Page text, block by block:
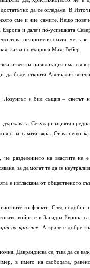
да се огледаме. В
сме и ние самите. Нещо
и далеч по-успешната
това не променя факта, че тази
казва по въпроса Макс Вебер.
известна цивилизация има своя
да бъде открита Австралия
Лозунгът е бил същия – светът
Секуларизацията
за самата вяра. Става нещо
разделението на властите не
за да могат те да се
е изтласкана от общественото
конфликти. След подобни
войните в Западна Европа
на кралете.
А кралете добре
Даврандисва се, така да се
в името на свободата,